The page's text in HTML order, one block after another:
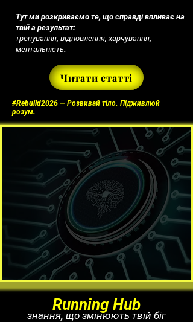
Тут ми розкриваємо те, що справді впливає на
твій а результат:
тренування, відновлення, харчування,
ментальність.
Читати статті
#Rebuild2026 — Розвивай тіло. Підживлюй
розум.
Running Hub
знання, що змінюють твій біг